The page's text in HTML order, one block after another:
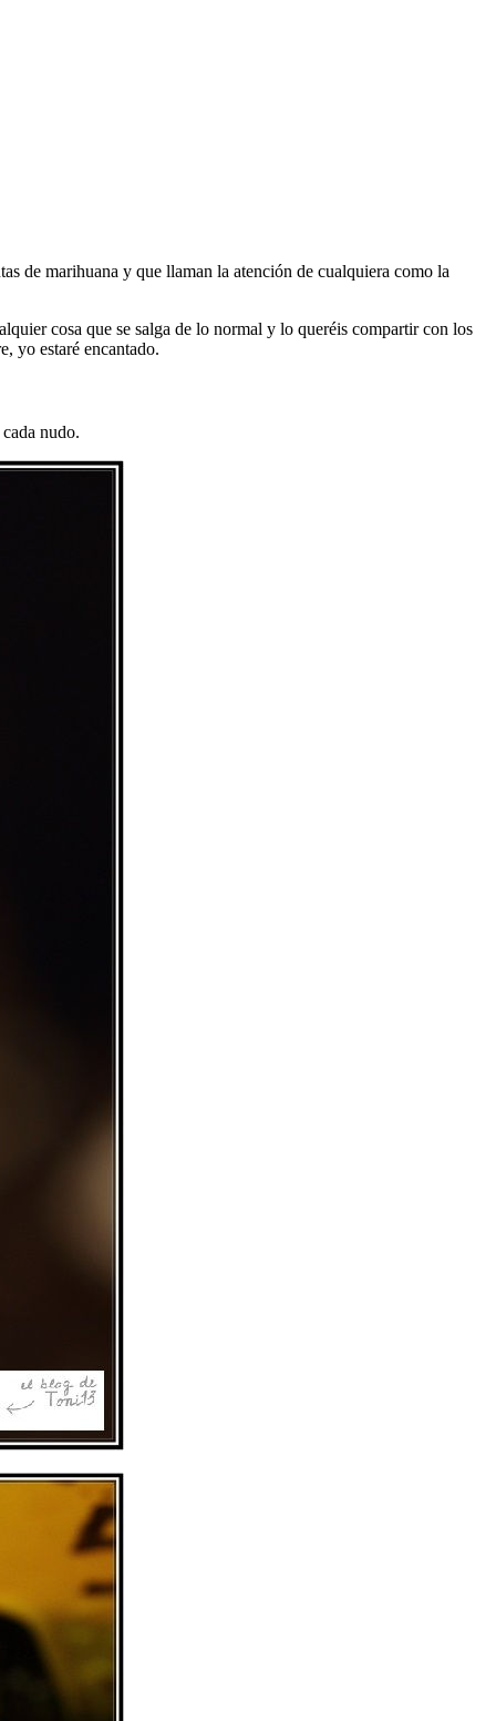
de marihuana y que llaman la atención de cualquiera como la
cosa que se salga de lo normal y lo queréis compartir con los
yo estaré encantado.
nudo.